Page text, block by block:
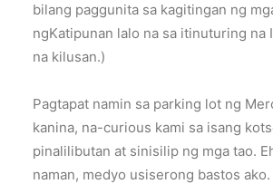
bilang paggunita sa kagitingan ng
ngKatipunan lalo na sa itinuturing na
na kilusan.)
Pagtapat namin sa parking lot ng
kanina, na-curious kami sa isang
pinalilibutan at sinisilip ng mga tao.
naman, medyo usiserong bastos